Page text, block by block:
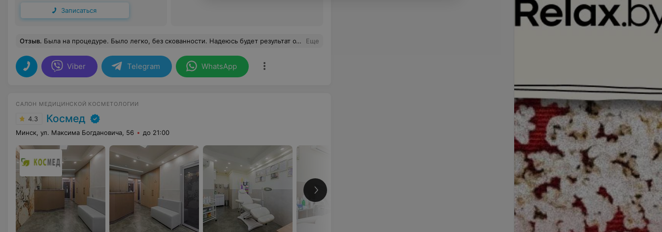
Записаться
Отзыв. Была на процедуре. Было легко, без скованности. Надеюсь будет результат от процедуры,чтобы я и дальше ходила сюда. Еще
Viber Telegram WhatsApp
САЛОН МЕДИЦИНСКОЙ КОСМЕТОЛОГИИ
Подробнее
4.3 Космед
Минск, ул. Максима Богдановича, 56 до 21:00